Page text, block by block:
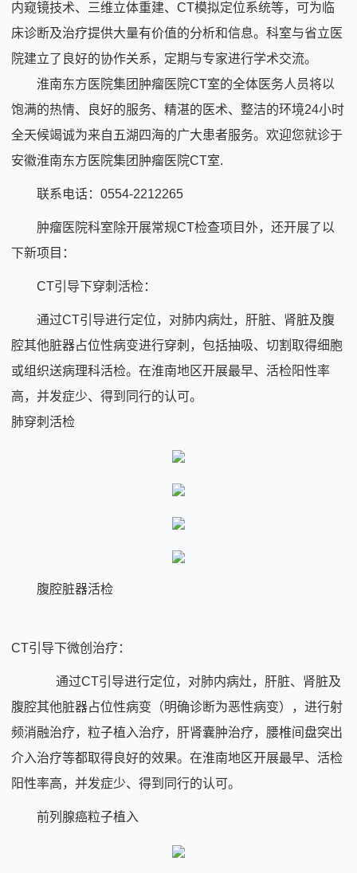
内窥镜技术、三维立体重建、CT模拟定位系统等，可为临
床诊断及治疗提供大量有价值的分析和信息。科室与省立医
院建立了良好的协作关系，定期与专家进行学术交流。
淮南东方医院集团肿瘤医院CT室的全体医务人员将以
饱满的热情、良好的服务、精湛的医术、整洁的环境24小时
全天候竭诚为来自五湖四海的广大患者服务。欢迎您就诊于
安徽淮南东方医院集团肿瘤医院CT室.
联系电话：0554-2212265
肿瘤医院科室除开展常规CT检查项目外，还开展了以
下新项目：
CT引导下穿刺活检：
通过CT引导进行定位，对肺内病灶，肝脏、肾脏及腹
腔其他脏器占位性病变进行穿刺，包括抽吸、切割取得细胞
或组织送病理科活检。在淮南地区开展最早、活检阳性率
高，并发症少、得到同行的认可。
肺穿刺活检
腹腔脏器活检
CT引导下微创治疗：
通过CT引导进行定位，对肺内病灶，肝脏、肾脏及
腹腔其他脏器占位性病变（明确诊断为恶性病变），进行射
频消融治疗，粒子植入治疗，肝肾囊肿治疗，腰椎间盘突出
介入治疗等都取得良好的效果。在淮南地区开展最早、活检
阳性率高，并发症少、得到同行的认可。
前列腺癌粒子植入